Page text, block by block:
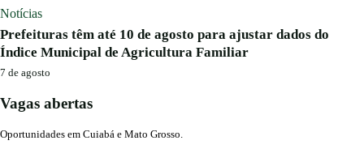
Notícias
Prefeituras têm até 10 de agosto para ajustar dados do
Índice Municipal de Agricultura Familiar
7 de agosto
Vagas abertas
Oportunidades em Cuiabá e Mato Grosso.